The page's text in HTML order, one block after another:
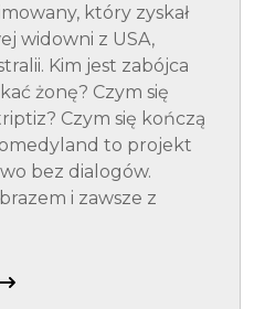
który zyskał
widowni z USA,
Kim jest zabójca
żonę? Czym się
Czym się kończą
to projekt
bez dialogów.
i zawsze z